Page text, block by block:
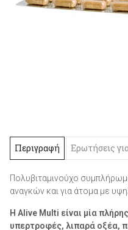
Περιγραφή Ερωτήσεις
Πολυβιταμινούχο
αναγκών και για άτομα με
Η Alive Multi είναι µία
υπερτροφές, λιπαρά οξέα,